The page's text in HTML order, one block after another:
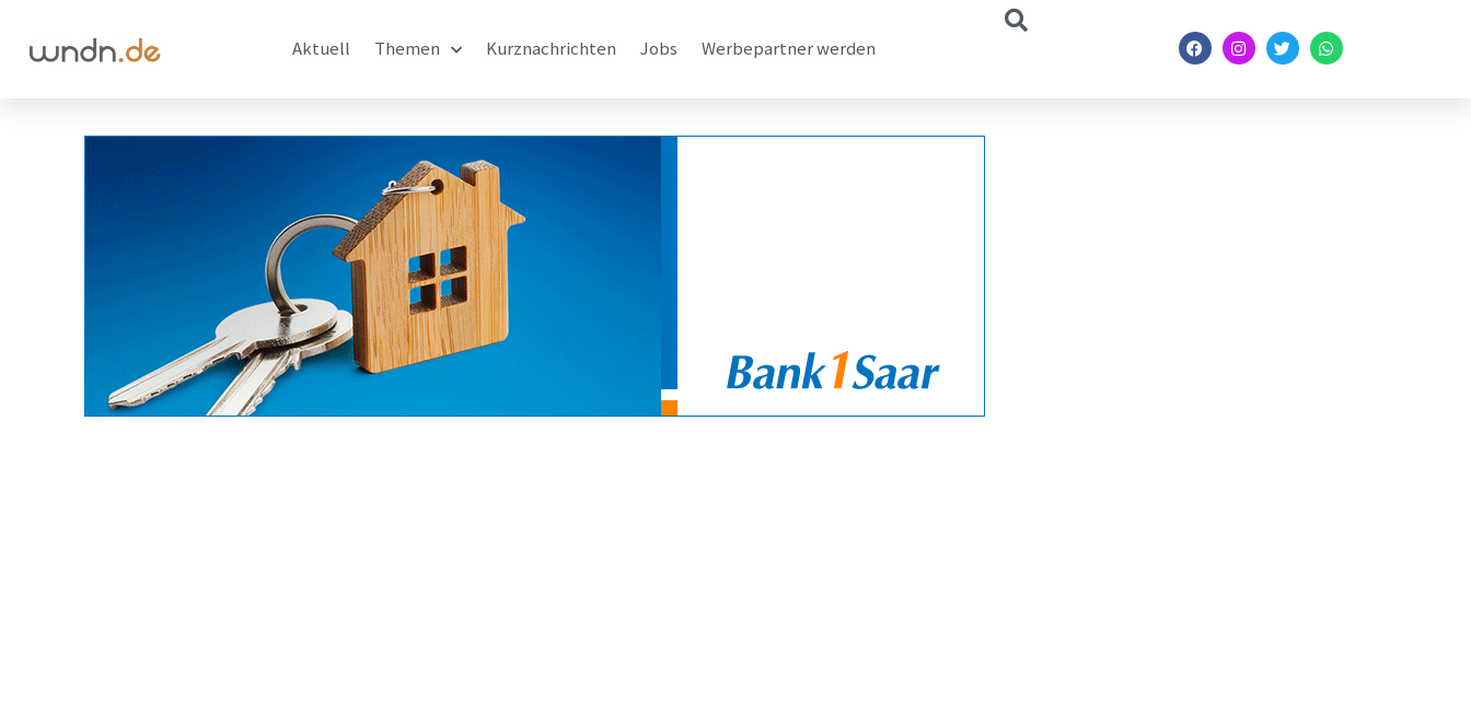
Aktuell Themen Kurznachrichten Jobs Werbepartner werden